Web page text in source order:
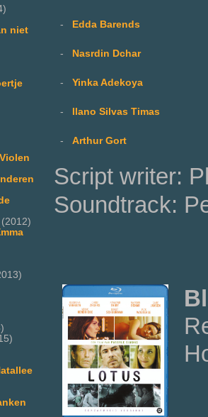
niet
(2012)
- Edda Barends
- Nasrdin Dchar
- Yinka Adekoya
- Ilano Silvas Timas
- Arthur Gort
Script writer:
Soundtrack: